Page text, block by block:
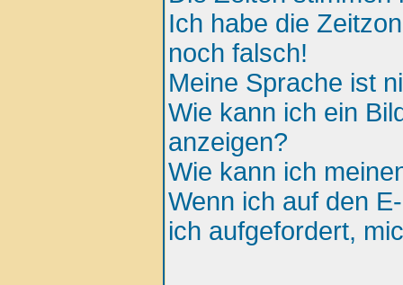
Ich habe die
noch falsch!
Meine Sprache ist
Wie kann ich ein
anzeigen?
Wie kann ich
Wenn ich auf den
ich aufgefordert,